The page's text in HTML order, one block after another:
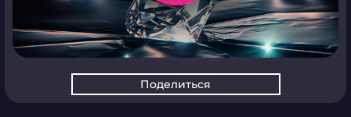
Поделиться